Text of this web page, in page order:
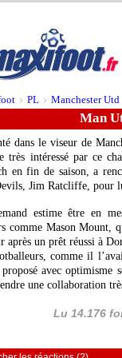
> PL > Manchester Utd
Man
dans le viseur de
très intéressé par ce
en fin de saison, a
Jim Ratcliffe, pour
estime être en
comme Mason Mount,
après un prêt réussi à
comme il
avec optimisme
une collaboration
Lu 14.176